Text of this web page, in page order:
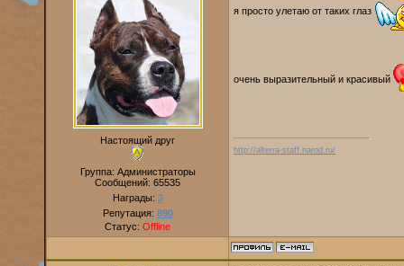
Настоящий друг
Группа: Администраторы
Сообщений: 65535
Награды: 3
Репутация: 890
Статус: Offline
я просто улетаю от таких глаз
очень выразительный и красивый
http://alterra-staff.narod.ru/